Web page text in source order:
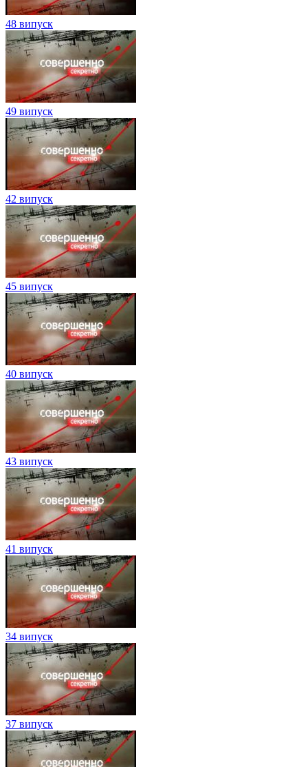
48 випуск
49 випуск
42 випуск
45 випуск
40 випуск
43 випуск
41 випуск
34 випуск
37 випуск